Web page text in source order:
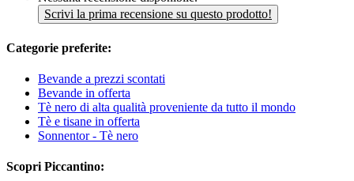
Scrivi la prima recensione su questo prodotto!
Categorie preferite:
Bevande a prezzi scontati
Bevande in offerta
Tè nero di alta qualità proveniente da tutto il mondo
Tè e tisane in offerta
Sonnentor - Tè nero
Scopri Piccantino: